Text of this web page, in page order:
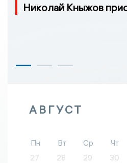
Николай Кныжов
АВГУСТ
Пн Вт Ср Чт
27
28 29 30